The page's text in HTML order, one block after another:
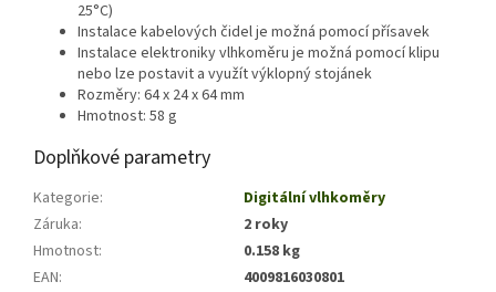
25°C)
Instalace kabelových čidel je možná pomocí přísavek
Instalace elektroniky vlhkoměru je možná pomocí klipu
nebo lze postavit a využít výklopný stojánek
Rozměry: 64 x 24 x 64 mm
Hmotnost: 58 g
Doplňkové parametry
Kategorie:
Digitální vlhkoměry
Záruka:
2 roky
Hmotnost:
0.158 kg
EAN:
4009816030801